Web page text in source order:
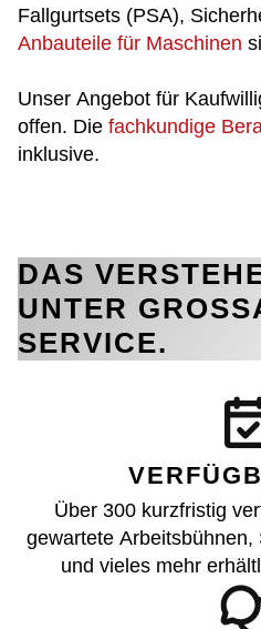
Fallgurtsets (PSA),
Anbauteile für Maschinen
Unser Angebot für
offen. Die fachkundige
inklusive.
DAS
UNTER
ERVICE.
Über 300 kurzfristig
gewartete Arbeitsbühnen,
und vieles mehr